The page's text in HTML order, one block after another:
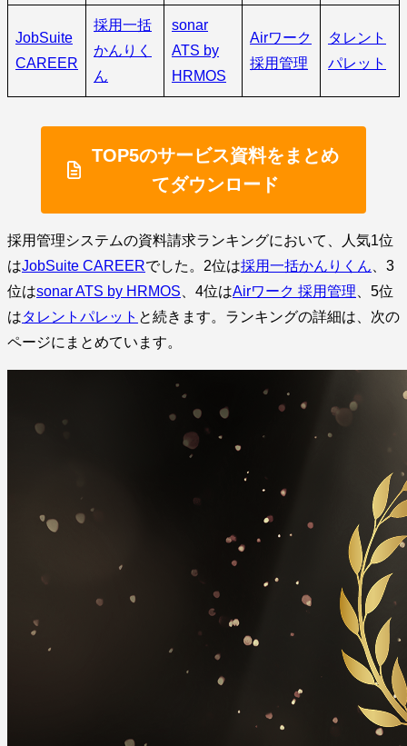
JobSuite
CAREER
採用一括
かんりく
ん
sonar
ATS by
HRMOS
Airワーク
採用管理
タレント
パレット
TOP5のサービス資料をまとめ
てダウンロード
採用管理システムの資料請求ランキングにおいて、人気1位
はJobSuite CAREERでした。2位は採用一括かんりくん 、3
位はsonar ATS by HRMOS 、4位はAirワーク 採用管理 、5位
はタレントパレット と続きます。ランキングの詳細は、次の
ページにまとめています。